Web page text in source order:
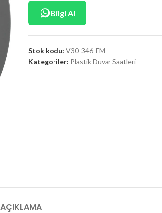
Bilgi Al
Stok kodu: V30-346-FM
Kategoriler: Plastik Duvar Saatleri
AÇIKLAMA